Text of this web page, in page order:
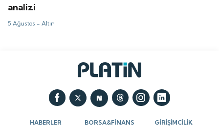
analizi
5 Ağustos -Altın
HABERLER BORSA&FİNANS
GİRİŞİMCİLİK